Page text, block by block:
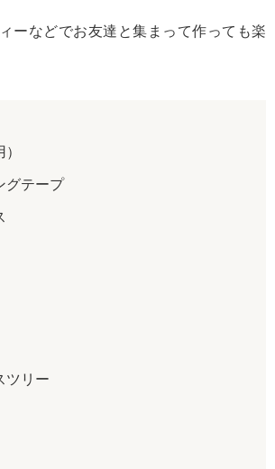
ーなどでお友達と集まって作っても楽
グテープ
ツリー